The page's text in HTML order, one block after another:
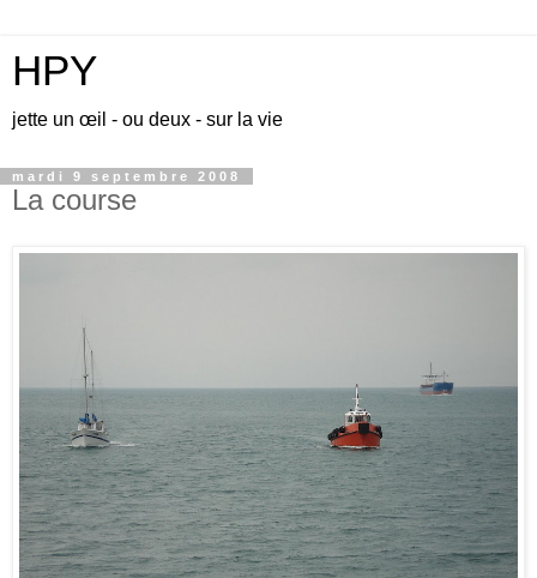
HPY
jette un œil - ou deux - sur la vie
mardi 9 septembre 2008
La course